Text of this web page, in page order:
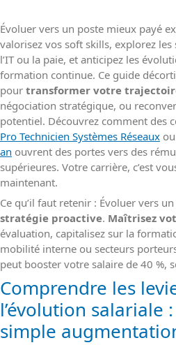
Évoluer vers un poste mieux payé
valorisez vos soft skills, explorez
l’IT ou la paie, et anticipez les
formation continue. Ce guide
pour transformer votre
négociation stratégique, ou
potentiel. Découvrez comment des
Pro Technicien Systèmes Réseaux
an ouvrent des portes vers des
supérieures. Votre carrière, c’est
maintenant.
Ce qu’il faut retenir : Évoluer vers
stratégie proactive. Maîtrisez
évaluation, capitalisez sur la
mobilité interne ou secteurs
peut booster votre salaire de 40 %,
Comprendre les
l’évolution salariale
simple